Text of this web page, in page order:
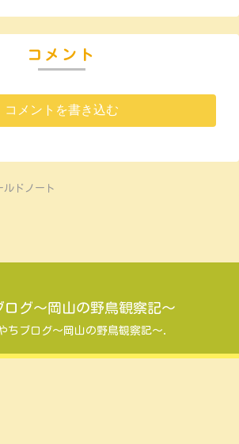
コメント
コメントを書き込む
ルドノート
ログ～岡山の野鳥観察記～
ちブログ～岡山の野鳥観察記～.